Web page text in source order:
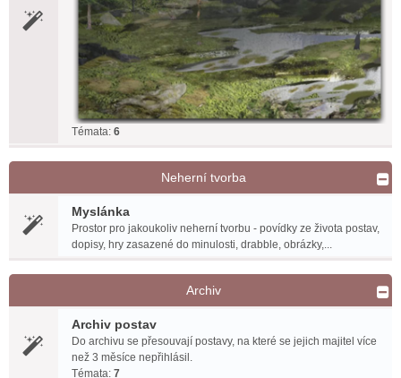
Témata: 6
Neherní tvorba
Myslánka
Prostor pro jakoukoliv neherní tvorbu - povídky ze života postav,
dopisy, hry zasazené do minulosti, drabble, obrázky,...
Archiv
Archiv postav
Do archivu se přesouvají postavy, na které se jejich majitel více
než 3 měsíce nepřihlásil.
Témata: 7